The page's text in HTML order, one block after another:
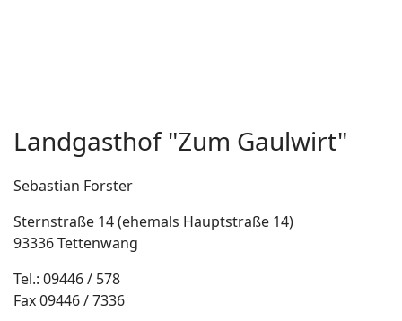
Landgasthof "Zum Gaulwirt"
Sebastian Forster
Sternstraße 14 (ehemals Hauptstraße 14)
93336 Tettenwang
Tel.: 09446 / 578
Fax 09446 / 7336